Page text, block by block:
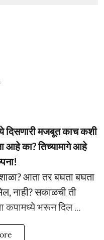
दिसणारी मजबूत काच कशी
आहे का? तिच्यामागे आहे
आता तर बघता बघता
नाही? सकाळची ती
कपामध्ये भरून दिल ...